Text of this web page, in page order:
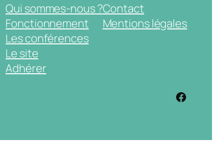
Qui sommes-nous ?
Fonctionnement
Les conférences
Le site
Adhérer
Contact
Mentions légales